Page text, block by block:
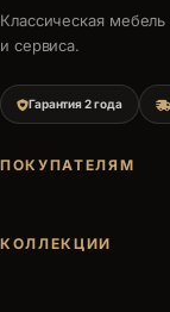
Классическая
и сервиса.
Гарантия 2 года
ПОКУПАТЕЛЯМ
КОЛЛЕКЦИИ